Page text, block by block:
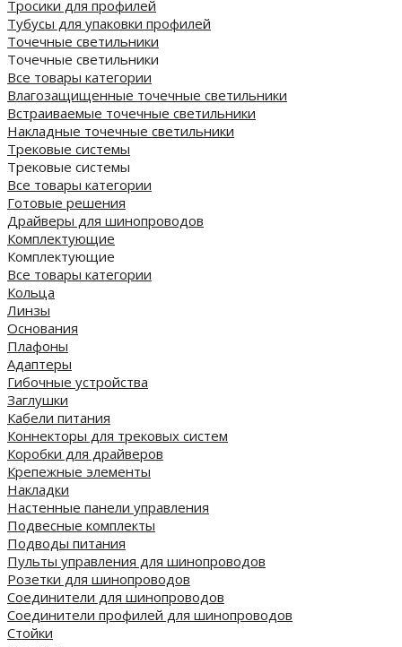
Тросики для профилей
Тубусы для упаковки профилей
Точечные светильники
Точечные светильники
Все товары категории
Влагозащищенные точечные светильники
Встраиваемые точечные светильники
Накладные точечные светильники
Трековые системы
Трековые системы
Все товары категории
Готовые решения
Драйверы для шинопроводов
Комплектующие
Комплектующие
Все товары категории
Кольца
Линзы
Основания
Плафоны
Адаптеры
Гибочные устройства
Заглушки
Кабели питания
Коннекторы для трековых систем
Коробки для драйверов
Крепежные элементы
Накладки
Настенные панели управления
Подвесные комплекты
Подводы питания
Пульты управления для шинопроводов
Розетки для шинопроводов
Соединители для шинопроводов
Соединители профилей для шинопроводов
Стойки